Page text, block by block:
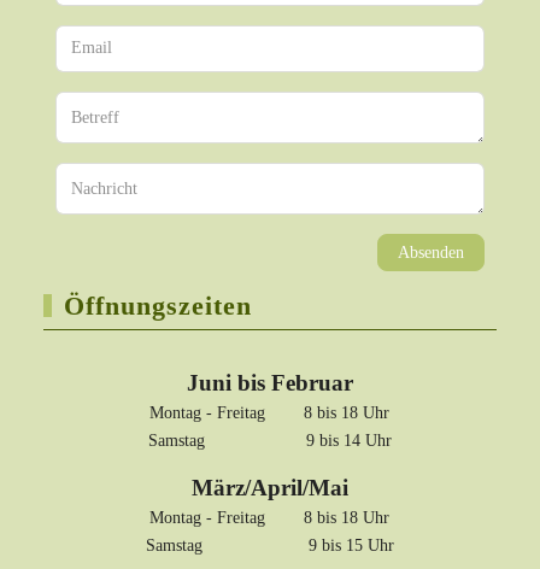
Absenden
Öffnungszeiten
Juni bis Februar
Montag - Freitag 8 bis 18 Uhr
Samstag 9 bis 14 Uhr
März/April/Mai
Montag - Freitag 8 bis 18 Uhr
Samstag 9 bis 15 Uhr